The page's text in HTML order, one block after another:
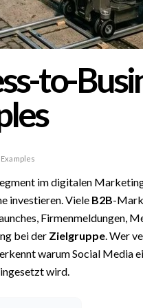
to-
im digitalen
investieren. Viele B2B-
Firmenmeldungen,
bei der Zielgruppe . Wer
warum Social Media
wird.